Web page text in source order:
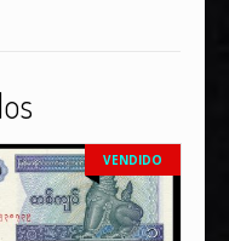
VENDIDO